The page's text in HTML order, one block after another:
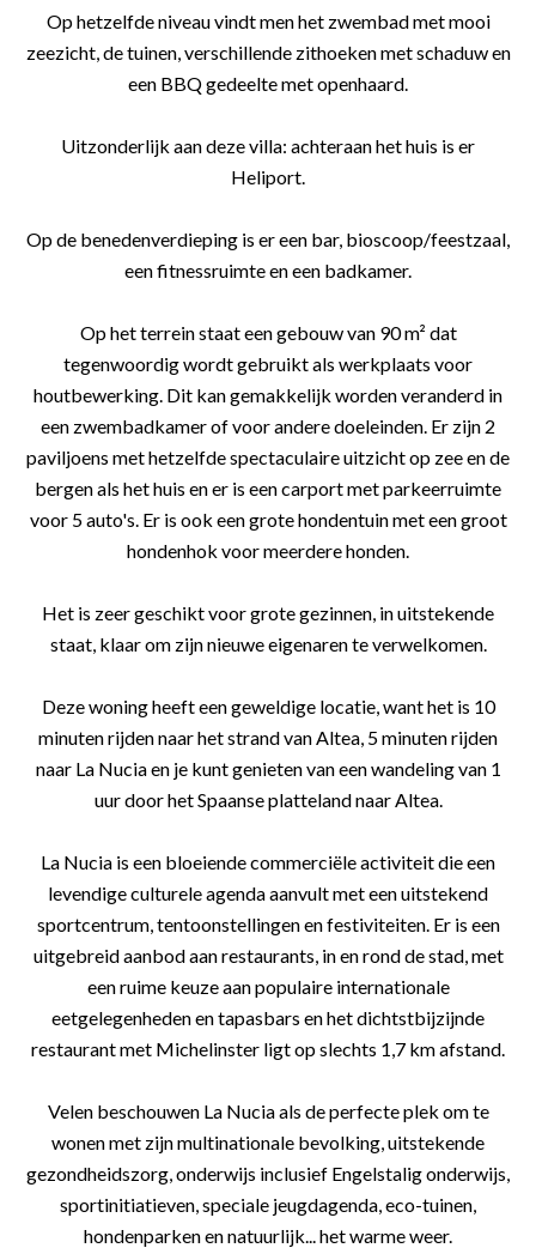
Op hetzelfde niveau vindt men het zwembad met mooi
zeezicht, de tuinen, verschillende zithoeken met schaduw en
een BBQ gedeelte met openhaard.
Uitzonderlijk aan deze villa: achteraan het huis is er
Heliport.
Op de benedenverdieping is er een bar, bioscoop/feestzaal,
een fitnessruimte en een badkamer.
Op het terrein staat een gebouw van 90 m² dat
tegenwoordig wordt gebruikt als werkplaats voor
houtbewerking. Dit kan gemakkelijk worden veranderd in
een zwembadkamer of voor andere doeleinden. Er zijn 2
paviljoens met hetzelfde spectaculaire uitzicht op zee en de
bergen als het huis en er is een carport met parkeerruimte
voor 5 auto's. Er is ook een grote hondentuin met een groot
hondenhok voor meerdere honden.
Het is zeer geschikt voor grote gezinnen, in uitstekende
staat, klaar om zijn nieuwe eigenaren te verwelkomen.
Deze woning heeft een geweldige locatie, want het is 10
minuten rijden naar het strand van Altea, 5 minuten rijden
naar La Nucia en je kunt genieten van een wandeling van 1
uur door het Spaanse platteland naar Altea.
La Nucia is een bloeiende commerciële activiteit die een
levendige culturele agenda aanvult met een uitstekend
sportcentrum, tentoonstellingen en festiviteiten. Er is een
uitgebreid aanbod aan restaurants, in en rond de stad, met
een ruime keuze aan populaire internationale
eetgelegenheden en tapasbars en het dichtstbijzijnde
restaurant met Michelinster ligt op slechts 1,7 km afstand.
Velen beschouwen La Nucia als de perfecte plek om te
wonen met zijn multinationale bevolking, uitstekende
gezondheidszorg, onderwijs inclusief Engelstalig onderwijs,
sportinitiatieven, speciale jeugdagenda, eco-tuinen,
hondenparken en natuurlijk... het warme weer.